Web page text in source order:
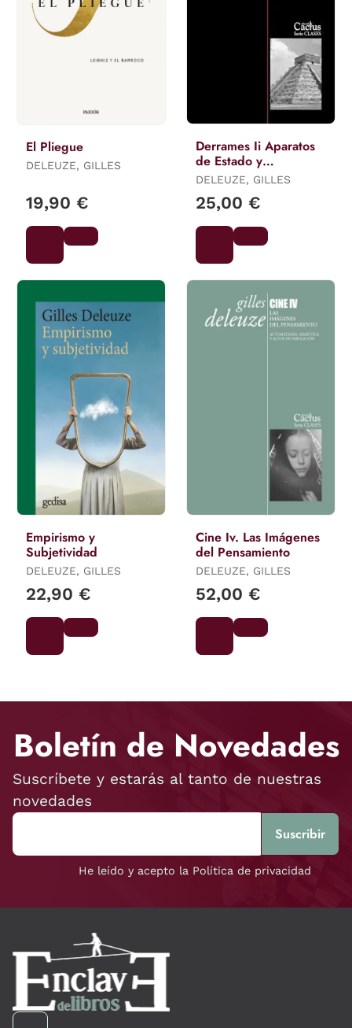
El Pliegue
DELEUZE, GILLES
19,90 €
Derrames Ii Aparatos
de Estado y
Axiomática Capitalista
DELEUZE, GILLES
25,00 €
Empirismo y
Subjetividad
DELEUZE, GILLES
22,90 €
Cine Iv. Las Imágenes
del Pensamiento
DELEUZE, GILLES
52,00 €
Boletín de Novedades
Suscríbete y estarás al tanto de nuestras
novedades
He leído y acepto la Política de privacidad